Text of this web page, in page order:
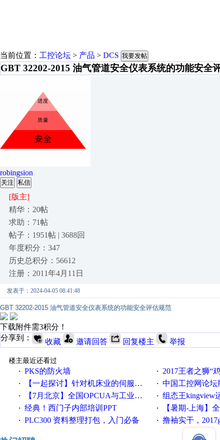
当前位置： 工控论坛 > 产品 > DCS 我要发帖
GBT 32202-2015 油气管道安全仪表系统的功能安全
robingsion
关注 私信
[版主]
精华：20帖
求助：71帖
帖子：1951帖 | 3688回
年度积分：347
历史总积分：56612
注册：2011年4月11日
发表于：2024-04-05 08:41:48
GBT 32202-2015 油气管道安全仪表系统的功能安全评估规范
下载附件需3积分！
分享到：
收藏 邀请回答 回复楼主 举报
楼主最近还看过
· PKS的防火墙 · 2017王者之狮“鸡”情签到
· 【一起探讨】针对机床业的伺服系统发展，您的期望是什么？ · 中国工控网论坛版
· 【7月北京】全国OPCUA与工业互联技术培训班通知！ · 组态王kingview
· 经典！西门子内部培训PPT · 【暑期-上海】全国工业
· PLC300 资料整理打包，入门必备 · 撸袖实干，2017gongkong®第